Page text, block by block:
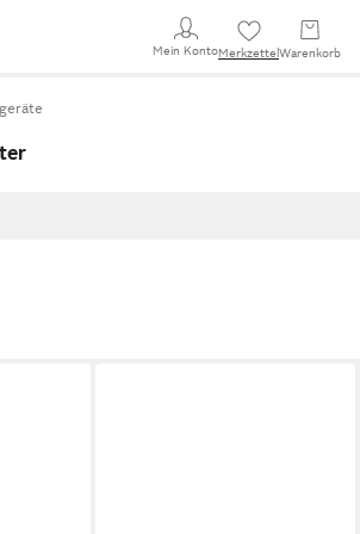
Mein KontoMerkzettel Warenkorb